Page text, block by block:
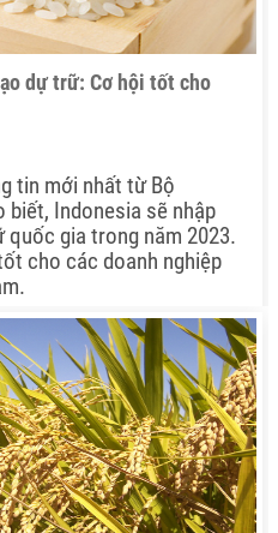
dự trữ: Cơ hội tốt cho
tin mới nhất từ Bộ
biết, Indonesia sẽ nhập
gia trong năm 2023.
cho các doanh nghiệp